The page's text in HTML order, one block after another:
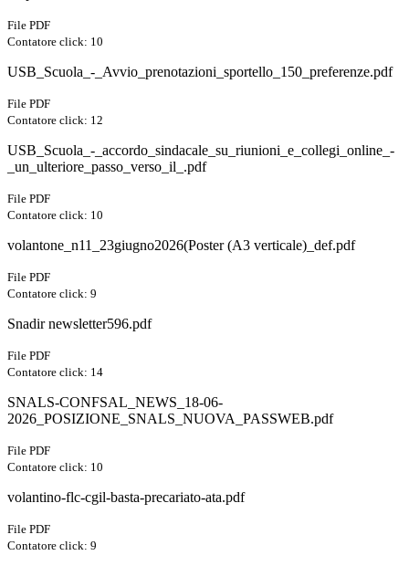
File PDF
Contatore click: 10
USB_Scuola_-_Avvio_prenotazioni_sportello_150_preferenze.pdf
File PDF
Contatore click: 12
USB_Scuola_-_accordo_sindacale_su_riunioni_e_collegi_online_-
_un_ulteriore_passo_verso_il_.pdf
File PDF
Contatore click: 10
volantone_n11_23giugno2026(Poster (A3 verticale)_def.pdf
File PDF
Contatore click: 9
Snadir newsletter596.pdf
File PDF
Contatore click: 14
SNALS-CONFSAL_NEWS_18-06-
2026_POSIZIONE_SNALS_NUOVA_PASSWEB.pdf
File PDF
Contatore click: 10
volantino-flc-cgil-basta-precariato-ata.pdf
File PDF
Contatore click: 9